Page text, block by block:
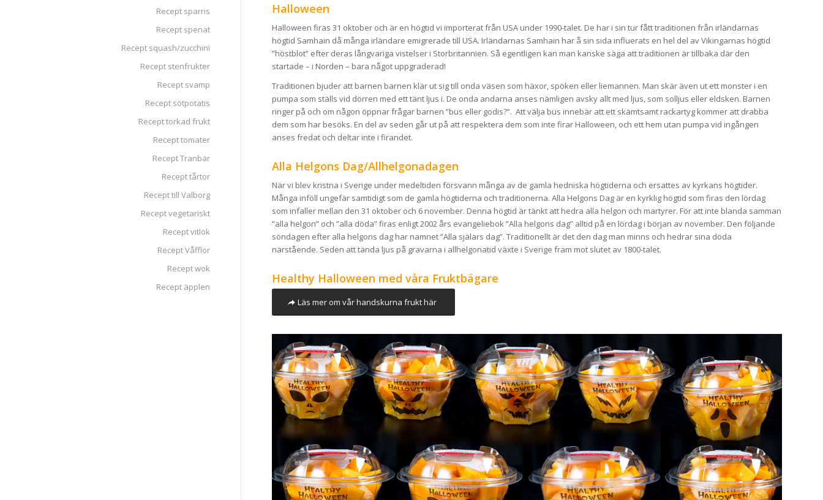
Halloween
Halloween firas 31 oktober och är en högtid vi importerat från USA under 1990-talet. De har i sin tur fått traditionen från irländarnas
högtid Samhain då många irländare emigrerade till USA. Irländarnas Samhain har å sin sida influerats en hel del av Vikingarnas högtid
”höstblot” efter deras långvariga vistelser i Storbritannien. Så egentligen kan man kanske säga att traditionen är tillbaka där den
startade – i Norden – bara något uppgraderad!
Traditionen bjuder att barnen barnen klär ut sig till onda väsen som häxor, spöken eller liemannen. Man skär även ut ett monster i en
pumpa som ställs vid dörren med ett tänt ljus i. De onda andarna anses nämligen avsky allt med ljus, som solljus eller eldsken. Barnen
ringer på och om någon öppnar frågar barnen ”bus eller godis?”. Att välja bus innebär att ett skämtsamt rackartyg kommer att drabba
dem som har besöks. En del av seden går ut på att respektera dem som inte firar Halloween, och ett hem utan pumpa vid ingången
anses fredat och deltar inte i firandet.
Alla Helgons Dag/Allhelgonadagen
När vi blev kristna i Sverige under medeltiden försvann många av de gamla hedniska högtiderna och ersattes av kyrkans högtider.
Många inföll ungefär samtidigt som de gamla högtiderna och traditionerna. Alla Helgons Dag är en kyrklig högtid som firas den lördag
som infaller mellan den 31 oktober och 6 november. Denna högtid är tänkt att hedra alla helgon och martyrer. För att inte blanda samman
”alla helgon” och ”alla döda” firas enligt 2002 års evangeliebok ”Alla helgons dag” alltid på en lördag i början av november. Den följande
söndagen efter alla helgons dag har namnet ”Alla själars dag”. Traditionellt är det den dag man minns och hedrar sina döda
närstående. Seden att tända ljus på gravarna i allhelgonatid växte i Sverige fram mot slutet av 1800-talet.
Healthy Halloween med våra Fruktbägare
Läs mer om vår handskurna frukt här
Recept sparris
Recept spenat
Recept squash/zucchini
Recept stenfrukter
Recept svamp
Recept sötpotatis
Recept torkad frukt
Recept tomater
Recept Tranbär
Recept tårtor
Recept till Valborg
Recept vegetariskt
Recept vitlök
Recept Våfflor
Recept wok
Recept äpplen